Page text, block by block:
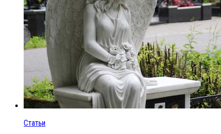
Статьи